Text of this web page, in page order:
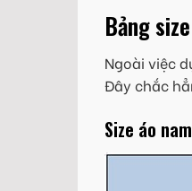
Bảng
Ngoài việc
Đây chắc
Size áo